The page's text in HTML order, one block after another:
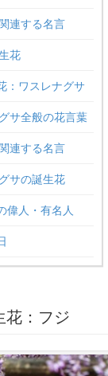
連する名言
花
：ワスレナグサ
サ全般の花言葉
連する名言
サの誕生花
偉人・有名人
花：フジ